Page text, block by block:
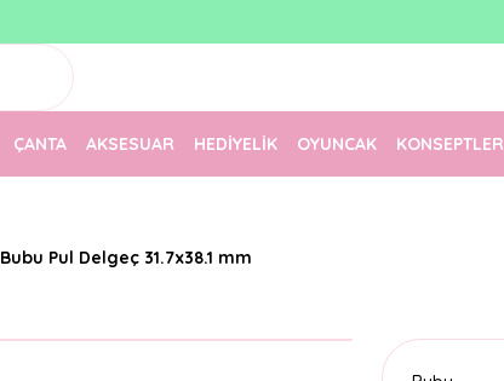
1500 TL Üzeri Ücretsiz Kargo
ÇANTA AKSESUAR HEDİYELİK OYUNCAK KONSEPTLER
Bubu Pul Delgeç 31.7x38.1 mm